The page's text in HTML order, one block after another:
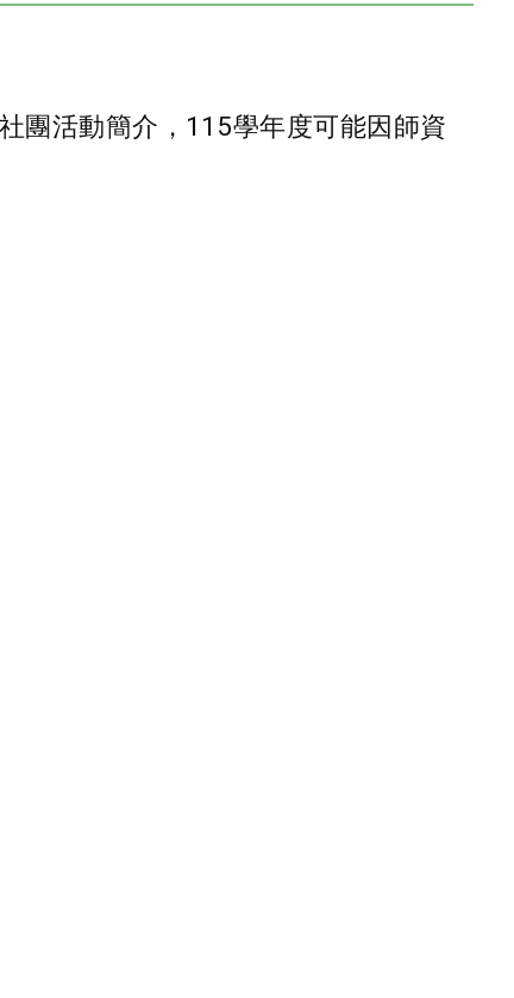
團活動簡介，115學年度可能因師資